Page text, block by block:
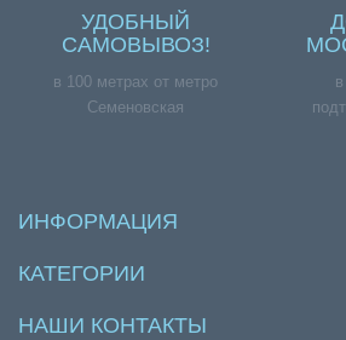
УДОБНЫЙ
САМОВЫВОЗ!
в 100 метрах от метро
Семеновская
ИНФОРМАЦИЯ
КАТЕГОРИИ
НАШИ КОНТАКТЫ